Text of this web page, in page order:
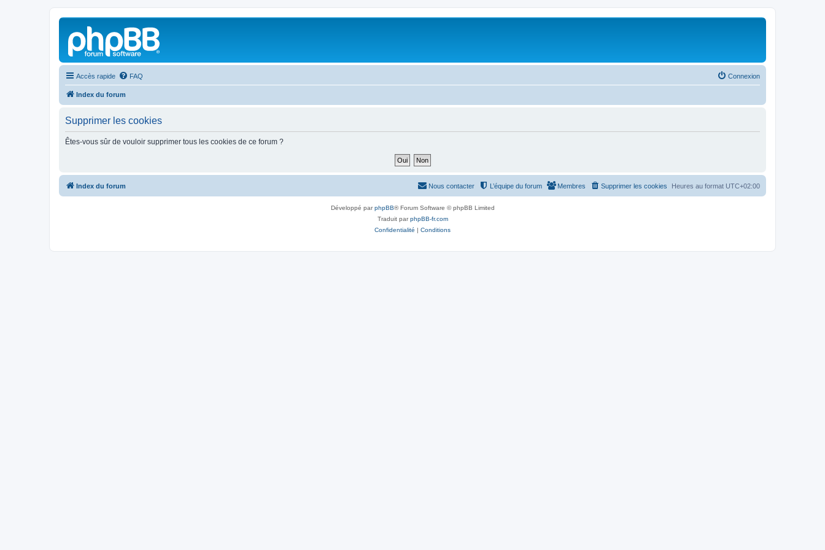
Accès rapide FAQ Connexion
Index du forum
Supprimer les cookies
Êtes-vous sûr de vouloir supprimer tous les cookies de ce forum ?
Index du forum Heures au format UTC+02:00
Supprimer les cookies
Membres
L’équipe du forum
Nous contacter
Développé parphpBB® Forum Software © phpBB Limited
Traduit parphpBB-fr.com
Confidentialité | Conditions